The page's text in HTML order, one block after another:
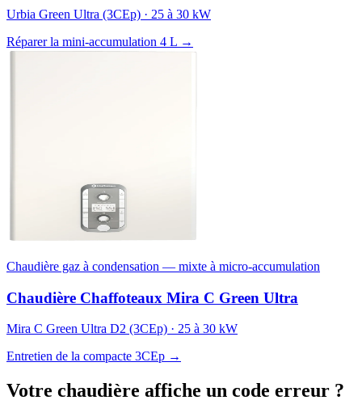
Urbia Green Ultra (3CEp) · 25 à 30 kW
Réparer la mini-accumulation 4 L →
Chaudière gaz à condensation — mixte à micro-accumulation
Chaudière Chaffoteaux Mira C Green Ultra
Mira C Green Ultra D2 (3CEp) · 25 à 30 kW
Entretien de la compacte 3CEp →
Votre chaudière affiche un code erreur ?